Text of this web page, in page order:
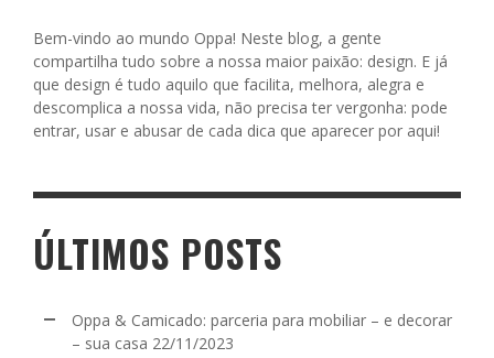
Bem-vindo ao mundo Oppa! Neste blog, a gente
compartilha tudo sobre a nossa maior paixão: design. E já
que design é tudo aquilo que facilita, melhora, alegra e
descomplica a nossa vida, não precisa ter vergonha: pode
entrar, usar e abusar de cada dica que aparecer por aqui!
ÚLTIMOS POSTS
Oppa & Camicado: parceria para mobiliar – e decorar
– sua casa 22/11/2023